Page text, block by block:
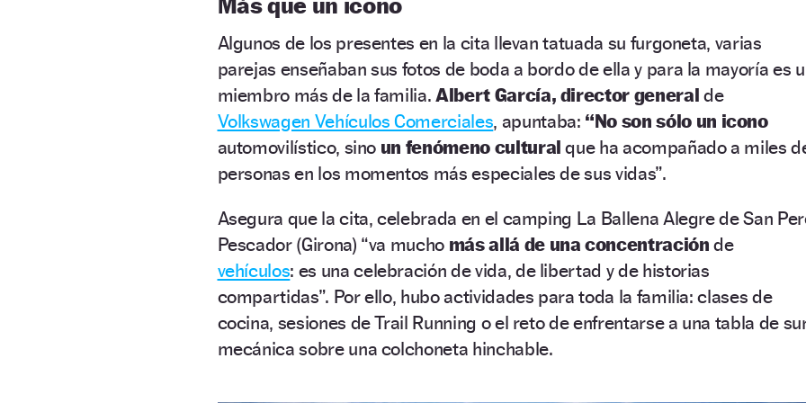
Algunos de los presentes en la cita llevan tatuada su furgoneta, varias
parejas enseñaban sus fotos de boda a bordo de ella y para la mayoría es
miembro más de la familia.Albert García, director general de
Volkswagen Vehículos Comerciales, apuntaba: “No son sólo un icono
automovilístico, sino un fenómeno culturalque ha acompañado a miles
personas en los momentos más especiales de sus vidas”.
Asegura que la cita, celebrada en el camping La Ballena Alegre de San
Pescador (Girona) “va mucho más allá de una concentración de
vehículos: es una celebración de vida, de libertad y de historias
compartidas”. Por ello, hubo actividades para toda la familia: clases de
cocina, sesiones de Trail Running o el reto de enfrentarse a una tabla de
mecánica sobre una colchoneta hinchable.